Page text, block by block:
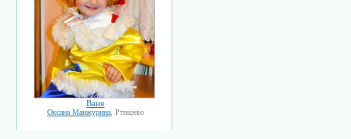
Ваня
Оксана Манжурина, Ртищево